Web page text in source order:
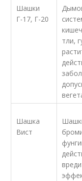
Шашки
Г-17, Г-20
тли,
Шашка
Вист